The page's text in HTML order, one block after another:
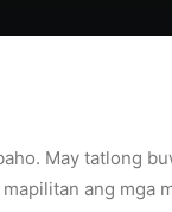
May tatlong
ang mga